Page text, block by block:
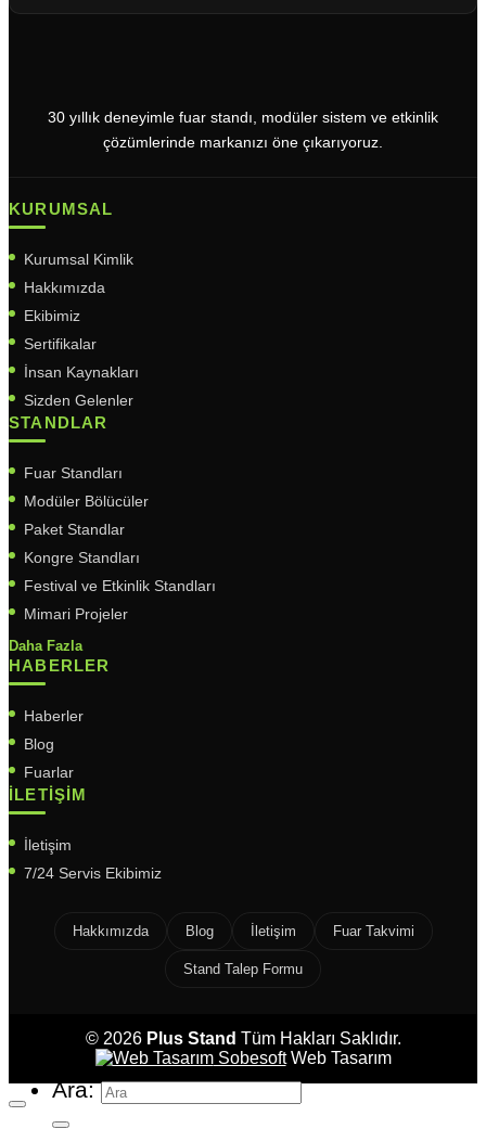
30 yıllık deneyimle fuar standı, modüler sistem ve etkinlik
çözümlerinde markanızı öne çıkarıyoruz.
KURUMSAL
Kurumsal Kimlik
Hakkımızda
Ekibimiz
Sertifikalar
İnsan Kaynakları
Sizden Gelenler
STANDLAR
Fuar Standları
Modüler Bölücüler
Paket Standlar
Kongre Standları
Festival ve Etkinlik Standları
Mimari Projeler
Daha Fazla
HABERLER
Haberler
Blog
Fuarlar
İLETIŞIM
İletişim
7/24 Servis Ekibimiz
Hakkımızda Blog İletişim Fuar Takvimi
Stand Talep Formu
© 2026 Plus Stand Tüm Hakları Saklıdır.
SobesoftWeb Tasarım
Ara: